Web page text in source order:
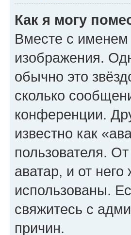
Как я могу
Вместе с именем
изображения.
обычно это
сколько
конференции.
известно как
пользователя.
аватар, и от
использованы.
свяжитесь с
причин.